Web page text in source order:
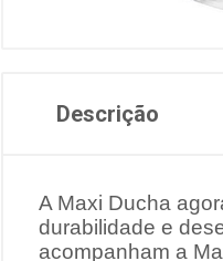
Descrição
A Maxi Ducha
durabilidade e
acompanham a